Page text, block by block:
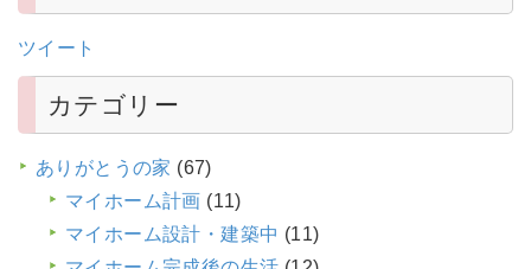
ツイート
カテゴリー
ありがとうの家 (67)
マイホーム計画 (11)
マイホーム設計・建築中 (11)